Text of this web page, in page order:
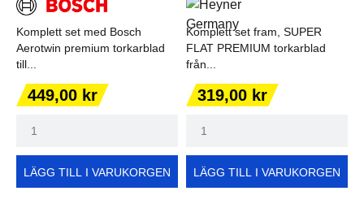
Komplett set med Bosch
Aerotwin premium torkarblad
till...
Pris
449,00 kr
LÄGG TILL I VARUKORGEN
Komplett set fram, SUPER
FLAT PREMIUM torkarblad
från...
Pris
319,00 kr
LÄGG TILL I VARUKORGEN